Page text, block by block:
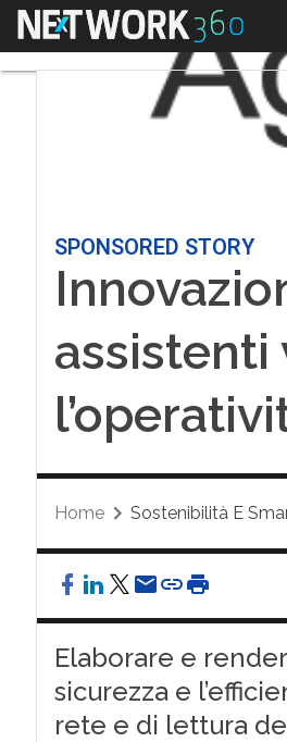
Menu
SPONSORED STORY
Home Sostenibilità E
Elaborare e
sicurezza e
rete e di lettura